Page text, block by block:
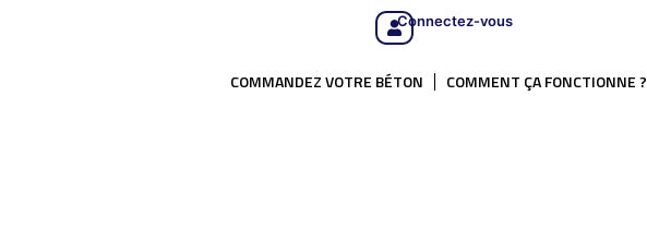
Connectez-vous
COMMANDEZ VOTRE BÉTON COMMENT ÇA FONCTIONNE ?